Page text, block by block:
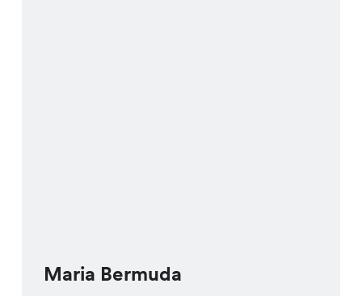
Maria Bermuda